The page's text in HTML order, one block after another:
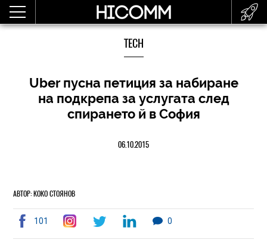
TECH
Uber пусна петиция за набиране
на подкрепа за услугата след
спирането й в София
06.10.2015
АВТОР: КОКО СТОЯНОВ
101 0